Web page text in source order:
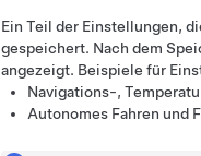
Ein Teil der Einstellungen,
gespeichert. Nach dem
angezeigt. Beispiele für
Navigations-,
Autonomes Fahren und